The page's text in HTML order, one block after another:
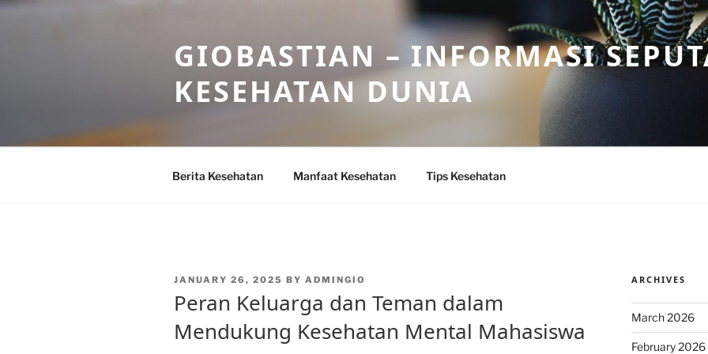
Skip
GIOBASTIAN – INFORMASI
KESEHATAN DUNIA
Berita Kesehatan Manfaat Kesehatan Tips Kesehatan
POSTED
JANUARY 26, 2025 BY ADMINGIO
Peran Keluarga dan Teman dalam
Mendukung Kesehatan Mental Mahasiswa
ARCHIVES
March 2026
February 2026